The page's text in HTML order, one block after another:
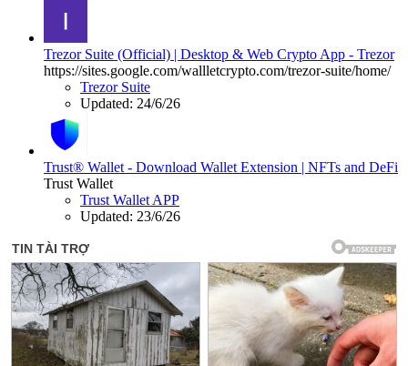
Trezor Suite (Official) | Desktop & Web Crypto App - Trezor
https://sites.google.com/wallletcrypto.com/trezor-suite/home/
Trezor Suite
Updated: 24/6/26
Trust® Wallet - Download Wallet Extension | NFTs and DeFi
Trust Wallet
Trust Wallet APP
Updated: 23/6/26